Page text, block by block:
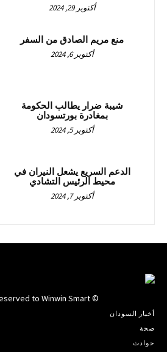
أكتوبر 29, 2024
منع مريم الصادق من السفر
أكتوبر 6, 2024
شيبة ضرار يطالب الحكومة
بمغادرة بورتسودان
أكتوبر 5, 2024
الدعم السريع يشعل النيران في
محيط الرئيس التشادي
أكتوبر 7, 2024
© All rights reserved to Winwin Smart
أخبار السودان
صحة
حوادث